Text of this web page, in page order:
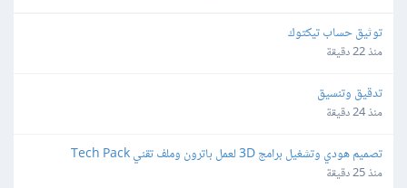
توثيق حساب تيكتوك
منذ 22 دقيقة
تدقيق وتنسيق
منذ 24 دقيقة
تصميم هودي وتشغيل برامج 3D لعمل باترون وملف تقني Tech Pack
منذ 25 دقيقة